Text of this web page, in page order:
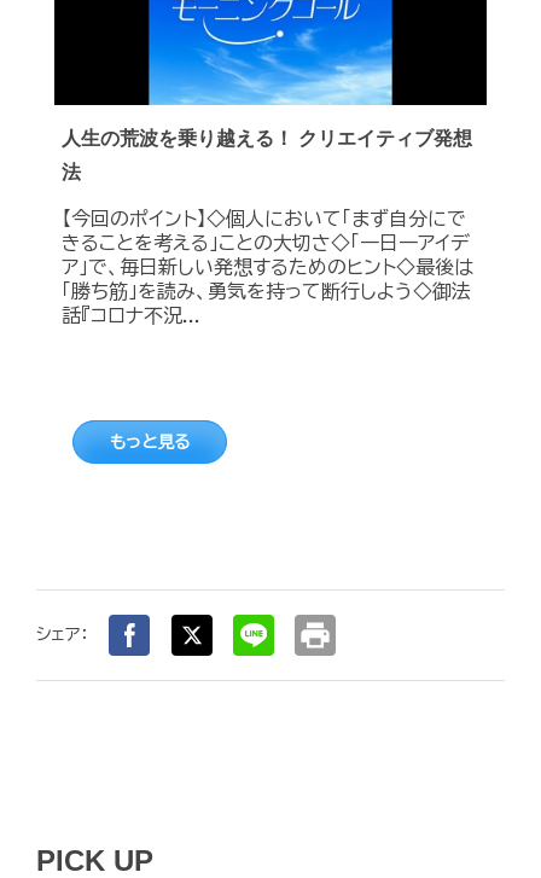
人生の荒波を乗り越える！ クリエイティブ発想
法
【今回のポイント】◇個人において「まず自分にで
きることを考える」ことの大切さ◇「一日一アイデ
ア」で、毎日新しい発想するためのヒント◇最後は
「勝ち筋」を読み、勇気を持って断行しよう◇御法
話『コロナ不況...
もっと見る
シェア： print
PICK UP